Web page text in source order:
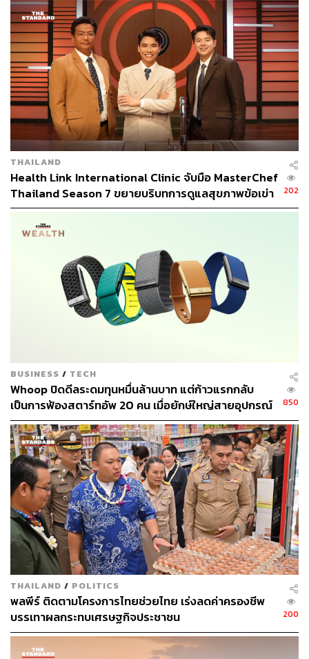
THAILAND
Health Link International Clinic จับมือ MasterChef
Thailand Season 7 ขยายบริบทการดูแลสุขภาพข้อเข่า
ผ่านอาหาร [ADVERTORIAL]
202
BUSINESS / TECH
Whoop ปิดดีลระดมทุนหมื่นล้านบาท แต่ก้าวแรกกลับ
เป็นการฟ้องสตาร์ทอัพ 20 คน เมื่อยักษ์ใหญ่สายอุปกรณ์
สุขภาพกลัวมดตัวน้อยที่ชื่อ Bevel
850
THAILAND / POLITICS
พลพีร์ ติดตามโครงการไทยช่วยไทย เร่งลดค่าครองชีพ
บรรเทาผลกระทบเศรษฐกิจประชาชน
200